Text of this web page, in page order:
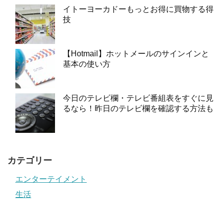
イトーヨーカドーもっとお得に買物する得
技
【Hotmail】ホットメールのサインインと
基本の使い方
今日のテレビ欄・テレビ番組表をすぐに見
るなら！昨日のテレビ欄を確認する方法も
カテゴリー
エンターテイメント
生活